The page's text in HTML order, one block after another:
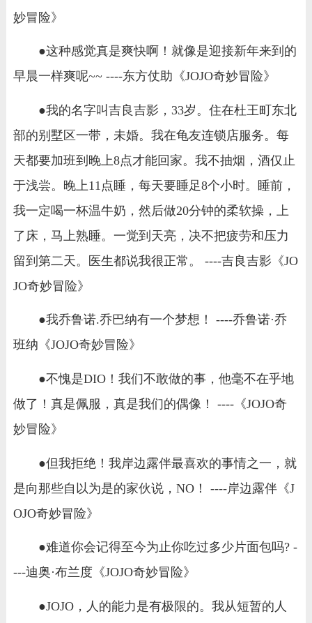
妙冒险》
●这种感觉真是爽快啊！就像是迎接新年来到的
早晨一样爽呢~~ ----东方仗助《JOJO奇妙冒险》
●我的名字叫吉良吉影，33岁。住在杜王町东北
部的别墅区一带，未婚。我在龟友连锁店服务。每
天都要加班到晚上8点才能回家。我不抽烟，酒仅止
于浅尝。晚上11点睡，每天要睡足8个小时。睡前，
我一定喝一杯温牛奶，然后做20分钟的柔软操，上
了床，马上熟睡。一觉到天亮，决不把疲劳和压力
留到第二天。医生都说我很正常。 ----吉良吉影《JO
JO奇妙冒险》
●我乔鲁诺.乔巴纳有一个梦想！ ----乔鲁诺·乔
班纳《JOJO奇妙冒险》
●不愧是DIO！我们不敢做的事，他毫不在乎地
做了！真是佩服，真是我们的偶像！ ----《JOJO奇
妙冒险》
●但我拒绝！我岸边露伴最喜欢的事情之一，就
是向那些自以为是的家伙说，NO！ ----岸边露伴《J
OJO奇妙冒险》
●难道你会记得至今为止你吃过多少片面包吗? -
---迪奥·布兰度《JOJO奇妙冒险》
●JOJO，人的能力是有极限的。我从短暂的人